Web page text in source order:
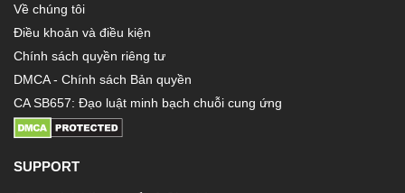
Về chúng tôi
Điều khoản và điều kiện
Chính sách quyền riêng tư
DMCA - Chính sách Bản quyền
CA SB657: Đạo luật minh bạch chuỗi cung ứng
SUPPORT